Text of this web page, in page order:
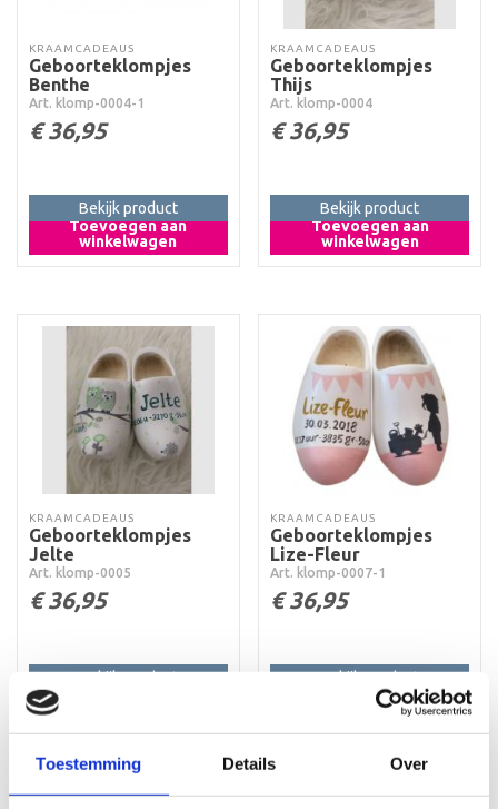
Toestemming Details Over
KRAAMCADEAUS
Geboorteklompjes
Benthe
Art. klomp-0004-1
€36,95
Toevoegen aan
winkelwagen
Bekijk product
KRAAMCADEAUS
Geboorteklompjes
Thijs
Art. klomp-0004
€36,95
Toevoegen aan
winkelwagen
Bekijk product
KRAAMCADEAUS
Geboorteklompjes
Jelte
Art. klomp-0005
€36,95
Bekijk product
KRAAMCADEAUS
Geboorteklompjes
Lize-Fleur
Art. klomp-0007-1
€36,95
Toevoegen aan
winkelwagen
Bekijk product